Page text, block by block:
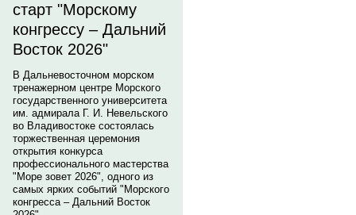
старт "Морскому
конгрессу – Дальний
Восток 2026"
В Дальневосточном морском
тренажерном центре Морского
государственного университета
им. адмирала Г. И. Невельского
во Владивостоке состоялась
торжественная церемония
открытия конкурса
профессионального мастерства
"Море зовет 2026", одного из
самых ярких событий "Морского
конгресса – Дальний Восток